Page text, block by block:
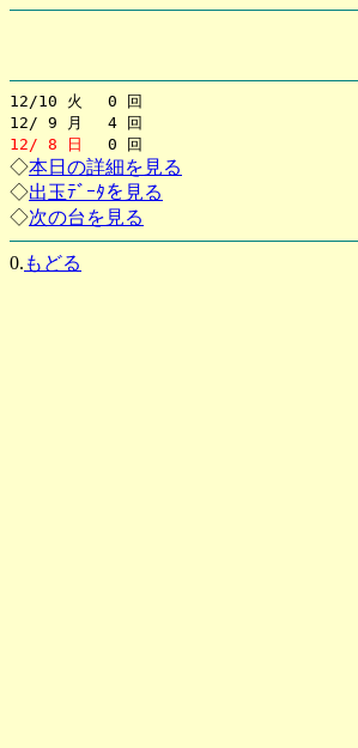
12/10 火 0 回
12/ 9 月 4 回
12/ 8 日
0 回
◇本日の詳細を見る
◇出玉ﾃﾞｰﾀを見る
◇次の台を見る
0. もどる